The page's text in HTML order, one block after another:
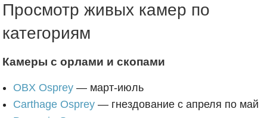
Просмотр живых камер по
категориям
Камеры с орлами и скопами
OBX Osprey— март-июль
Carthage Osprey— гнездование с апреля по май